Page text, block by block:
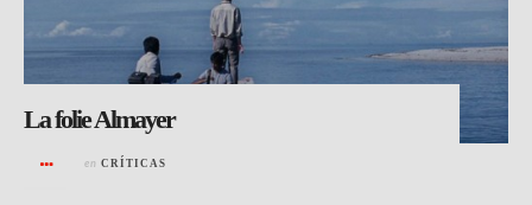
La folie Almayer
en CRÍTICAS